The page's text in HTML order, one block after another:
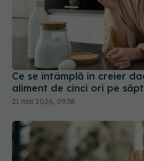
Ce se întâmplă în creier
aliment de cinci ori pe
21 mai 2026, 09:38